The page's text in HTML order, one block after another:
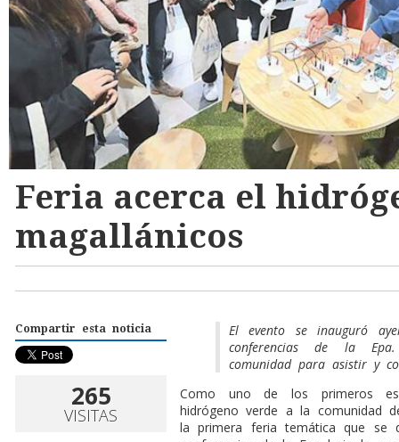
Feria acerca el
magallánicos
Compartir esta noticia
265
VISITAS
El evento se inauguró
conferencias de la
comunidad para asistir y
Como uno de los primeros
hidrógeno verde a la comunidad
la primera feria temática que se